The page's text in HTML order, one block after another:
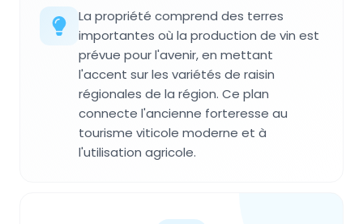
La propriété comprend des terres
importantes où la production de vin est
prévue pour l'avenir, en mettant
l'accent sur les variétés de raisin
régionales de la région. Ce plan
connecte l'ancienne forteresse au
tourisme viticole moderne et à
l'utilisation agricole.